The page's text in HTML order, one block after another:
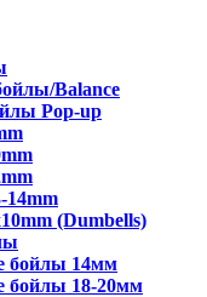
Balance
Pop-up
14mm
(Dumbells)
бойлы 14мм
18-20мм